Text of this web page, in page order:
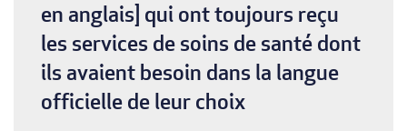
en anglais] qui ont toujours reçu
les services de soins de santé dont
ils avaient besoin dans la langue
officielle de leur choix